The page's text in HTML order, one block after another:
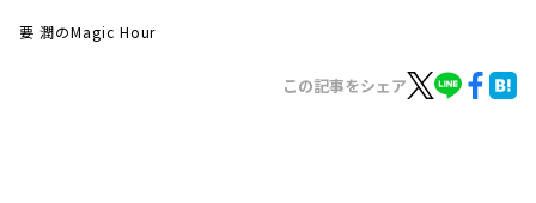
要 潤のMagic Hour
この記事をシェア